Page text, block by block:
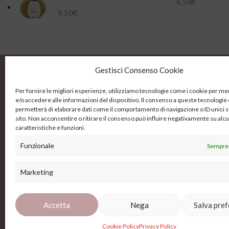
Gestisci Consenso Cookie
Per fornire le migliori esperienze, utilizziamo tecnologie come i cookie per
e/o accedere alle informazioni del dispositivo. Il consenso a queste tecnologie
permetterà di elaborare dati come il comportamento di navigazione o ID unici
sito. Non acconsentire o ritirare il consenso può influire negativamente su
caratteristiche e funzioni.
Funzionale
Marketing
Accetta Nega Salva
Cookie PolicyPrivacy Policy
9,50€
0577
Copyright ©2026